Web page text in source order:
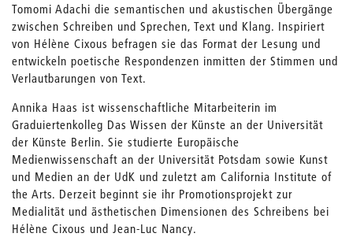
Tomomi Adachi die semantischen und akustischen Übergänge
zwischen Schreiben und Sprechen, Text und Klang. Inspiriert
von Hélène Cixous befragen sie das Format der Lesung und
entwickeln poetische Respondenzen inmitten der Stimmen und
Verlautbarungen von Text.
Annika Haas ist wissenschaftliche Mitarbeiterin im
Graduiertenkolleg Das Wissen der Künste an der Universität
der Künste Berlin. Sie studierte Europäische
Medienwissenschaft an der Universität Potsdam sowie Kunst
und Medien an der UdK und zuletzt am California Institute of
the Arts. Derzeit beginnt sie ihr Promotionsprojekt zur
Medialität und ästhetischen Dimensionen des Schreibens bei
Hélène Cixous und Jean-Luc Nancy.